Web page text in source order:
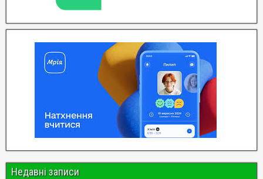
Недавні записи